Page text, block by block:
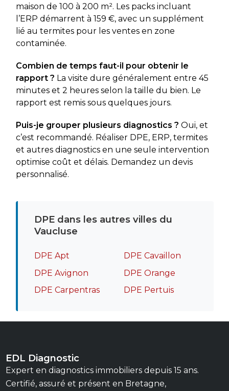
maison de 100 à 200 m². Les packs incluant
l’ERP démarrent à 159 €, avec un supplément
lié au termites pour les ventes en zone
contaminée.
Combien de temps faut-il pour obtenir le
rapport ? La visite dure généralement entre 45
minutes et 2 heures selon la taille du bien. Le
rapport est remis sous quelques jours.
Puis-je grouper plusieurs diagnostics ? Oui, et
c’est recommandé. Réaliser DPE, ERP, termites
et autres diagnostics en une seule intervention
optimise coût et délais. Demandez un devis
personnalisé.
DPE dans les autres villes du
Vaucluse
DPE Apt
DPE Avignon
DPE Carpentras
DPE Cavaillon
DPE Orange
DPE Pertuis
EDL Diagnostic
Expert en diagnostics immobiliers depuis 15 ans.
Certifié, assuré et présent en Bretagne,